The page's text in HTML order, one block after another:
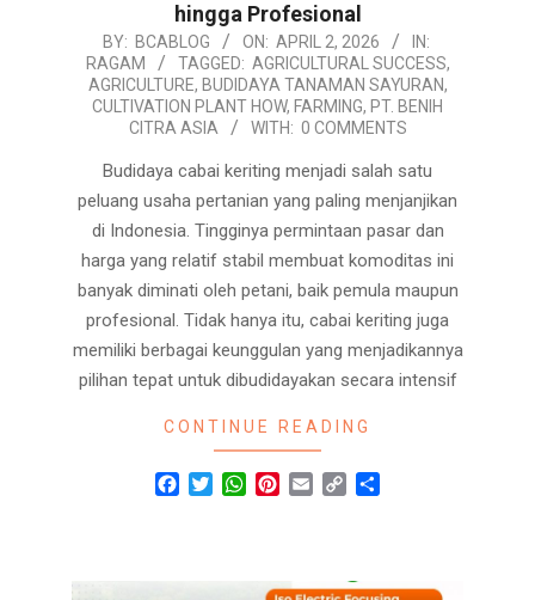
hingga Profesional
2026-
04-
BY: BCABLOG ON: APRIL 2, 2026
IN:
RAGAM
TAGGED: AGRICULTURAL SUCCESS,
AGRICULTURE, BUDIDAYA TANAMAN SAYURAN,
CULTIVATION PLANT HOW, FARMING, PT. BENIH
CITRA ASIA
WITH: 0 COMMENTS
Budidaya cabai keriting menjadi salah satu
peluang usaha pertanian yang paling menjanjikan
di Indonesia. Tingginya permintaan pasar dan
harga yang relatif stabil membuat komoditas ini
banyak diminati oleh petani, baik pemula maupun
profesional. Tidak hanya itu, cabai keriting juga
memiliki berbagai keunggulan yang menjadikannya
pilihan tepat untuk dibudidayakan secara intensif
CONTINUE READING
Facebook
TwitterWhatsApp
Pinterest
Email Copy